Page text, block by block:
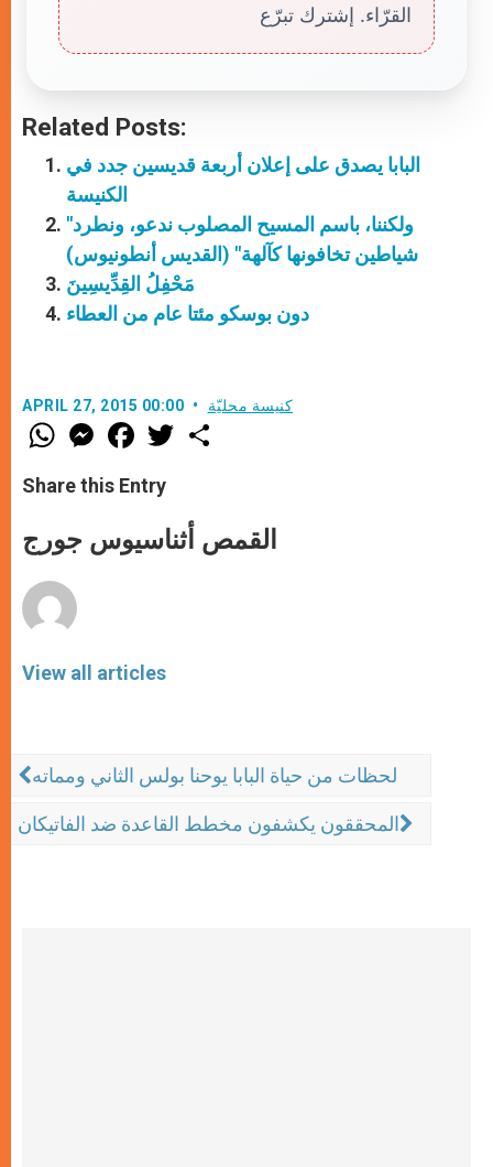
القرّاء. إشترك تبرّع
Related Posts:
البابا يصدق على إعلان أربعة قديسين جدد في
الكنيسة
"ولكننا، باسم المسيح المصلوب ندعو، ونطرد
شياطين تخافونها كآلهة" (القديس أنطونيوس)
مَحْفِلُ القِدِّيسِينَ
دون بوسكو مئتا عام من العطاء
APRIL 27, 2015 00:00 كنيسة محليّة
W
h
t
s
p
p
M
e
s
e
e
F
a
e
b
k
w
r
Share this Entry
القمص أثناسيوس جورج
View all articles
لحظات من حياة البابا يوحنا بولس الثاني ومماته
المحققون يكشفون مخطط القاعدة ضد الفاتيكان